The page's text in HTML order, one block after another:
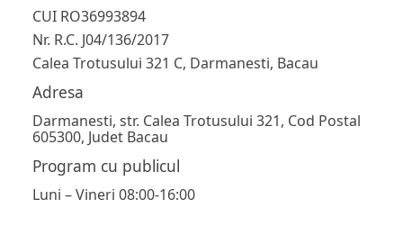
CUI RO36993894
Nr. R.C. J04/136/2017
Calea Trotusului 321 C, Darmanesti, Bacau
Adresa
Darmanesti, str. Calea Trotusului 321, Cod Postal
605300, Judet Bacau
Program cu publicul
Luni – Vineri 08:00-16:00